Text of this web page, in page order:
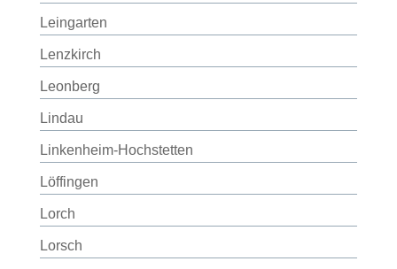
Leingarten
Lenzkirch
Leonberg
Lindau
Linkenheim-Hochstetten
Löffingen
Lorch
Lorsch